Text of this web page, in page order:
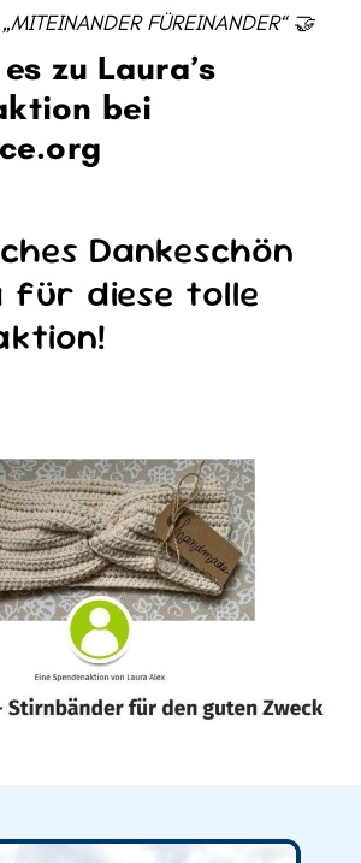
FÜREINANDER“ 🤝
zu Laura’s
bei
Dankeschön
für diese tolle